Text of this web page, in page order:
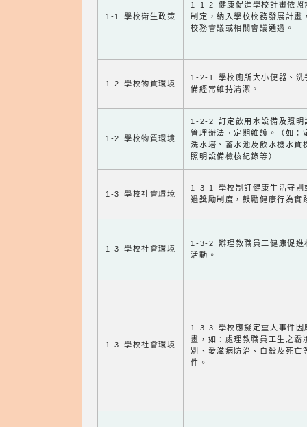
1-1 學校衛生政策
1-1-2 健康促進學校計畫依照
制定，納入學校校務發展計畫
校務會議或相關會議通過。
1-2 學校物質環境
1-2-1 學校廁所大小便器、洗
備經常維持清潔。
1-2 學校物質環境
1-2-2 訂定飲用水設備及照明
管理辦法，定期維護。（如：
洗水塔、蓄水池及飲水機水質
照明設備檢核紀錄等）
1-3 學校社會環境
1-3-1 學校制訂健康生活守則
過獎勵制度，鼓勵健康行為實
1-3 學校社會環境
1-3-2 辦理教職員工健康促進
活動。
1-3 學校社會環境
1-3-3 學校應擬定重大事件因
畫，如：處理教職員工生之霸
別、愛滋病防治、自殺及死亡
件。